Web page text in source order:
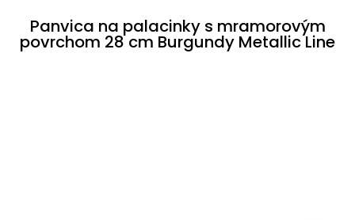
Panvica na palacinky s mramorovým
povrchom 28 cm Burgundy Metallic Line